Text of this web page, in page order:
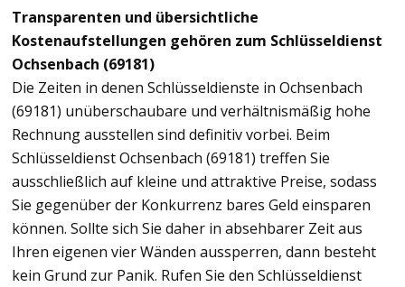
Transparenten und übersichtliche
Kostenaufstellungen gehören zum Schlüsseldienst
Ochsenbach (69181)
Die Zeiten in denen Schlüsseldienste in Ochsenbach
(69181) unüberschaubare und verhältnismäßig hohe
Rechnung ausstellen sind definitiv vorbei. Beim
Schlüsseldienst Ochsenbach (69181) treffen Sie
ausschließlich auf kleine und attraktive Preise, sodass
Sie gegenüber der Konkurrenz bares Geld einsparen
können. Sollte sich Sie daher in absehbarer Zeit aus
Ihren eigenen vier Wänden aussperren, dann besteht
kein Grund zur Panik. Rufen Sie den Schlüsseldienst